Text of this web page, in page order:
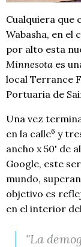
Cualquiera que
Wabasha, en el
por alto esta
Minnesota es
local Terrance
Portuaria de
Una vez
en la calle6 y
ancho x 50' de
Google, este
mundo,
objetivo es
en el interior
"La